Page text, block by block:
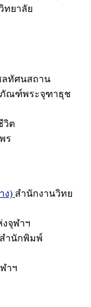
ทยาลัย
ทัศนสถาน
ณฑ์พระจุฑาธุช
ต
ร
ง) สำนักงานวิทย
จุฬาฯ
สำนักพิมพ์
าฯ